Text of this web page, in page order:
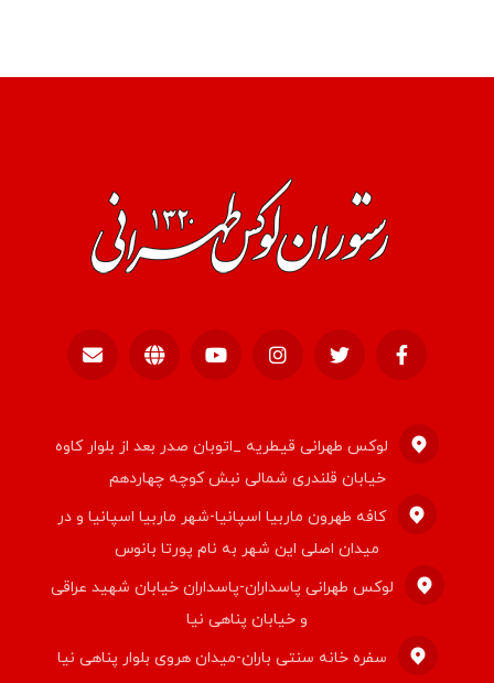
لوکس طهرانی قیطریه _اتوبان صدر بعد از بلوار کاوه
خیابان قلندری شمالی نبش کوچه چهاردهم
کافه طهرون ماربیا اسپانیا-شهر ماربیا اسپانیا و در
میدان اصلی این شهر به نام پورتا بانوس
لوکس طهرانی پاسداران-پاسداران خیابان شهید عراقی
و خیابان پناهی نیا
سفره خانه سنتی باران-میدان هروی بلوار پناهی نیا